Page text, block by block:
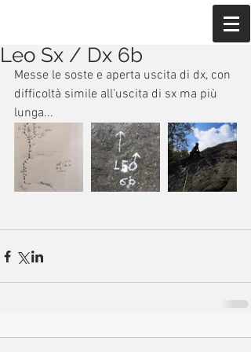
Leo Sx / Dx 6b
Messe le soste e aperta uscita di dx, con
difficoltà simile all'uscita di sx ma più
lunga...